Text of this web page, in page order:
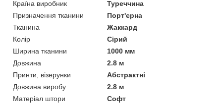
Країна виробник
Туреччина
Призначення тканини
Порт'єрна
Тканина
Жаккард
Колір
Сірий
Ширина тканини
1000 мм
Довжина
2.8 м
Принти, візерунки
Абстрактні
Довжина виробу
2.8 м
Матеріал штори
Софт